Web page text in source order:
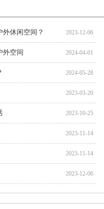
休闲空间？ 2023-12-06
外空间 2024-04-01
2024-05-28
2023-03-20
2023-10-25
2023-11-14
2023-11-14
2023-12-06